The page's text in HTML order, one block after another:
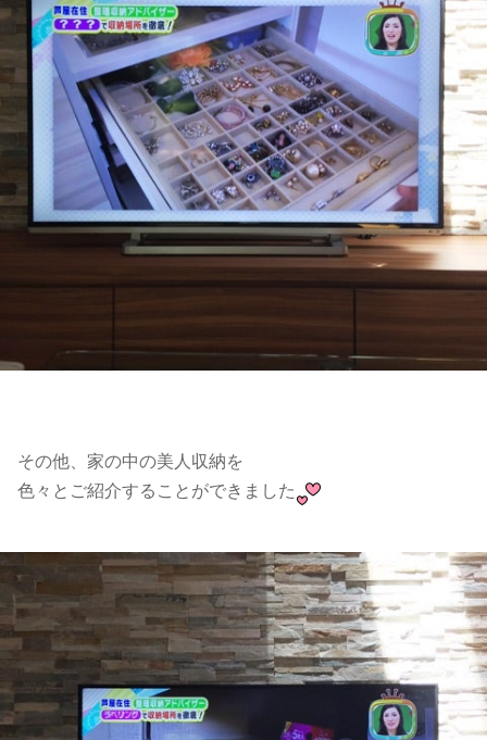
その他、家の中の美人収納を
色々とご紹介することができました